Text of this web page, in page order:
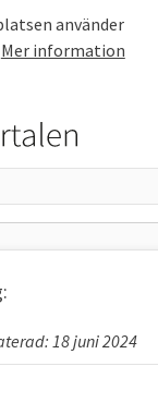
använder
Mer information
18 juni 2024